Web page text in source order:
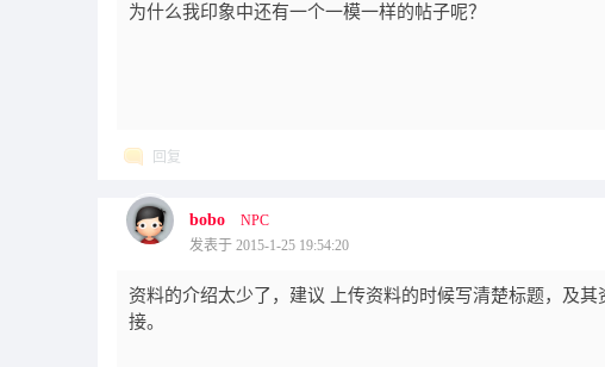
为什么我印象中还有一个一模一样的帖子呢？
回复
bobo
NPC
发表于 2015-1-25 19:54:20
资料的介绍太少了，建议 上传资料的时候写清楚标题，及
接。